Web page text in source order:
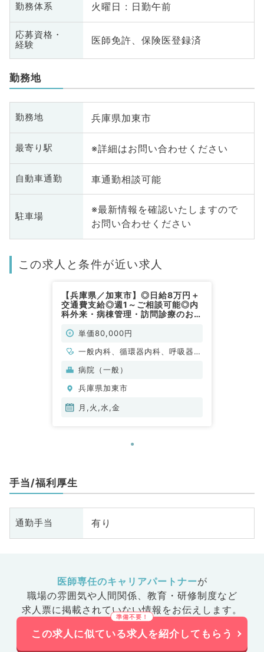
勤務体系 火曜日 : 日勤午前
応募資格・
経験
医師免許、保険医登録済
勤務地
勤務地 兵庫県加東市
最寄り駅 ※詳細はお問い合わせください
自動車通勤 車通勤相談可能
駐車場
※最新情報を確認いたしますので
お問い合わせください
この求人と条件が近い求人
【兵庫県／加東市】◎日給8万円＋
交通費支給◎週1～ご相談可能◎内
科外来・病棟管理・訪問診療のお仕
単価80,000円
一般内科、循環器内科、呼吸器内
科、消化器内科、内分泌・代謝内
病院（一般）
兵庫県加東市
月,火,水,金
手当/福利厚生
通勤手当 有り
医師専任のキャリアパートナーが
職場の雰囲気や人間関係、 教育・研修制度など
求人票に掲載されていない情報をお伝えします。
この求人に似ている求人を紹介してもらう